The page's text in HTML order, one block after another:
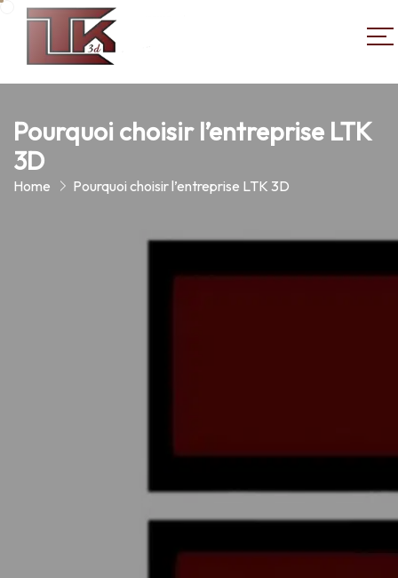
Pourquoi choisir l’entreprise LTK
3D
Home Pourquoi choisir l’entreprise LTK 3D